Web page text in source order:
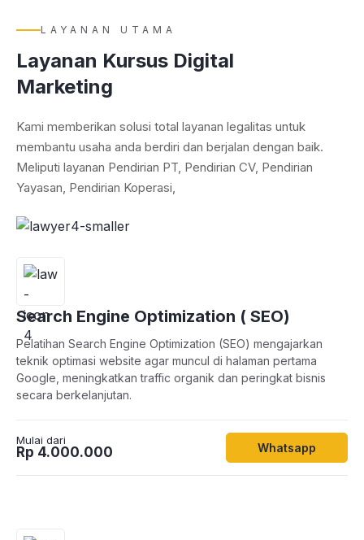
LAYANAN UTAMA
Layanan Kursus Digital
Marketing
Kami memberikan solusi total layanan legalitas untuk
membantu usaha anda berdiri dan berjalan dengan baik.
Meliputi layanan Pendirian PT, Pendirian CV, Pendirian
Yayasan, Pendirian Koperasi,
Search Engine Optimization ( SEO)
Pelatihan Search Engine Optimization (SEO) mengajarkan
teknik optimasi website agar muncul di halaman pertama
Google, meningkatkan traffic organik dan peringkat bisnis
secara berkelanjutan.
Mulai dari
Rp 4.000.000 Whatsapp